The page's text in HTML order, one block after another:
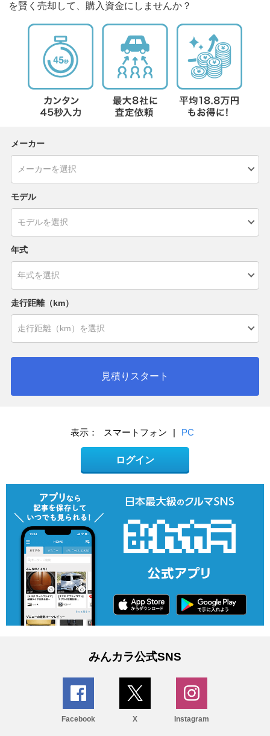
を賢く売却して、購入資金にしませんか？
メーカー
モデル
年式
走行距離（km）
見積りスタート
表示： スマートフォン | PC
ログイン
みんカラ公式SNS
Facebook X Instagram